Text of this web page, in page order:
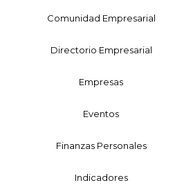
Comunidad Empresarial
Directorio Empresarial
Empresas
Eventos
Finanzas Personales
Indicadores